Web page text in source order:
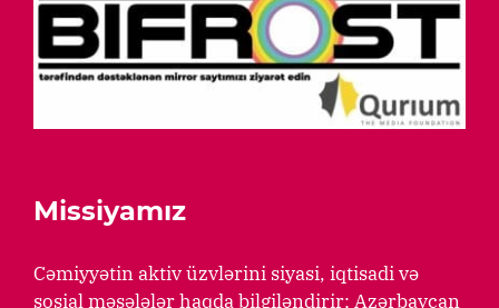
Missiyamız
Cəmiyyətin aktiv üzvlərini siyasi, iqtisadi və
sosial məsələlər haqda bilgiləndirir; Azərbaycan